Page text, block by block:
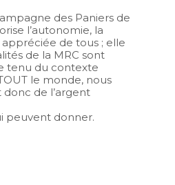
des Paniers de
l’autonomie, la
de tous ; elle
de la MRC sont
tenu du contexte
le monde, nous
de l’argent
peuvent donner.